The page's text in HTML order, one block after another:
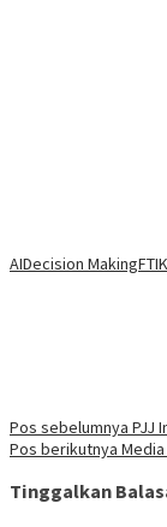
AIDecision MakingFTI
Navigasi
pos
Pos sebelumnya PJJ
Pos berikutnya
Tinggalkan